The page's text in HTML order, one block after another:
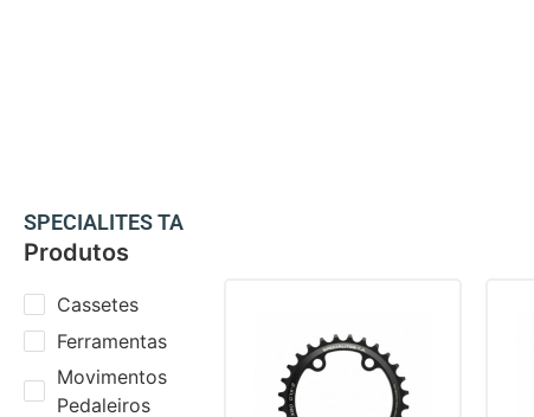
SPECIALITES TA
Produtos
Cassetes
Ferramentas
Movimentos
Pedaleiros